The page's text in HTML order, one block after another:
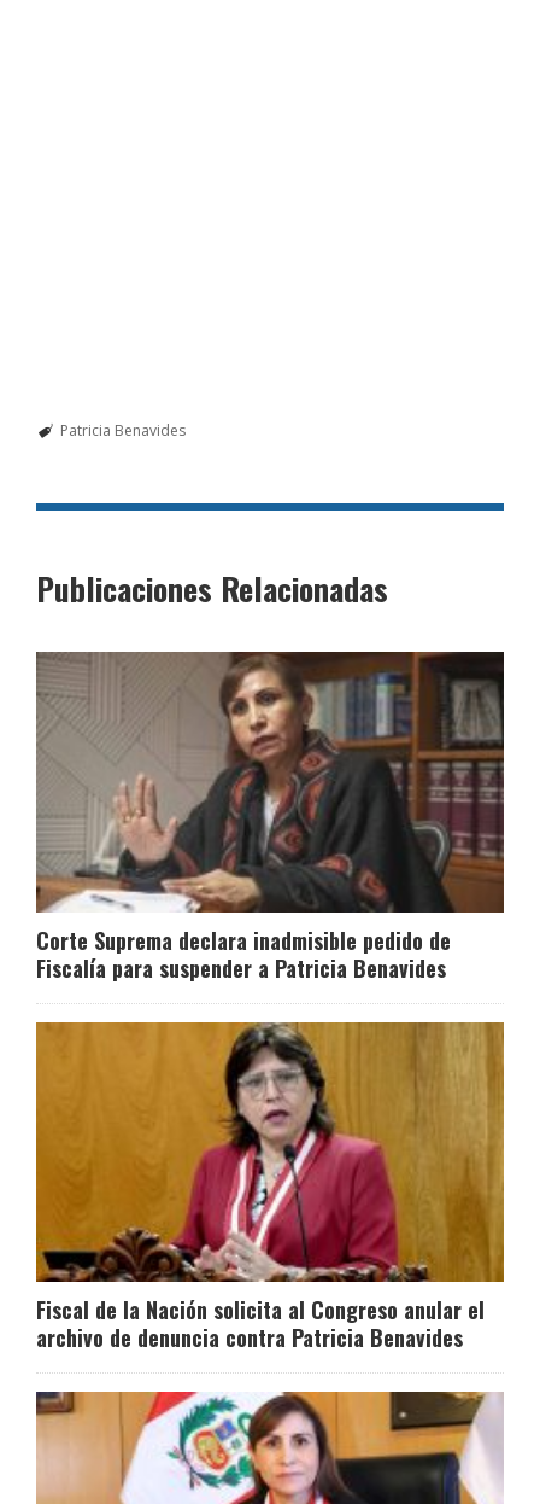
Patricia Benavides
Publicaciones Relacionadas
Corte Suprema declara inadmisible pedido de
Fiscalía para suspender a Patricia Benavides
Fiscal de la Nación solicita al Congreso anular el
archivo de denuncia contra Patricia Benavides